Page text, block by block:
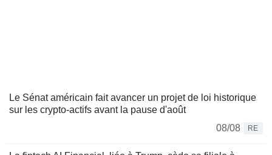
Le Sénat américain fait avancer un projet de loi historique
sur les crypto-actifs avant la pause d'août
08/08
RE